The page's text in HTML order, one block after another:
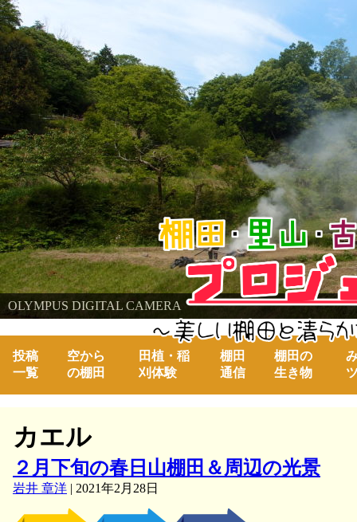
OLYMPUS DIGITAL CAMERA
OLYMPUS DIGITAL CAMERA
～美しい棚田の自然と古代米～
棚田・里山・古代米・鮒プロジェクト
投稿
一覧
空から
の棚田
田植・稲
刈体験
棚田
通信
棚田の
生き物
カエル
２月下旬の春日山棚田＆周辺の光景
岩井 章洋 | 2021年2月28日